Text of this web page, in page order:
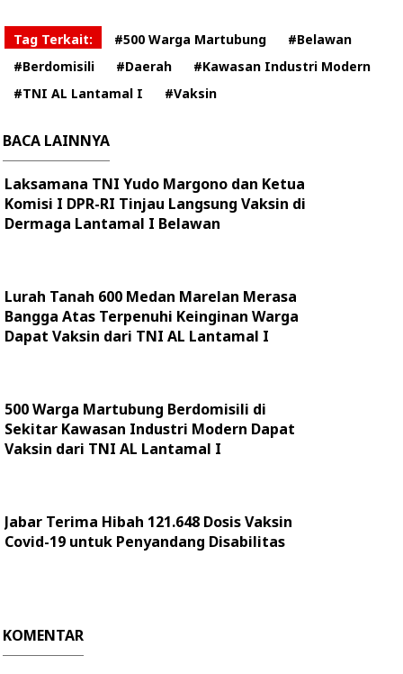
Tag Terkait: #500 Warga Martubung
#Belawan
#Berdomisili
#Daerah
#Kawasan Industri Modern
#TNI AL Lantamal I
#Vaksin
BACA LAINNYA
Laksamana TNI Yudo Margono dan Ketua
Komisi I DPR-RI Tinjau Langsung Vaksin di
Dermaga Lantamal I Belawan
Lurah Tanah 600 Medan Marelan Merasa
Bangga Atas Terpenuhi Keinginan Warga
Dapat Vaksin dari TNI AL Lantamal I
500 Warga Martubung Berdomisili di
Sekitar Kawasan Industri Modern Dapat
Vaksin dari TNI AL Lantamal I
Jabar Terima Hibah 121.648 Dosis Vaksin
Covid-19 untuk Penyandang Disabilitas
KOMENTAR